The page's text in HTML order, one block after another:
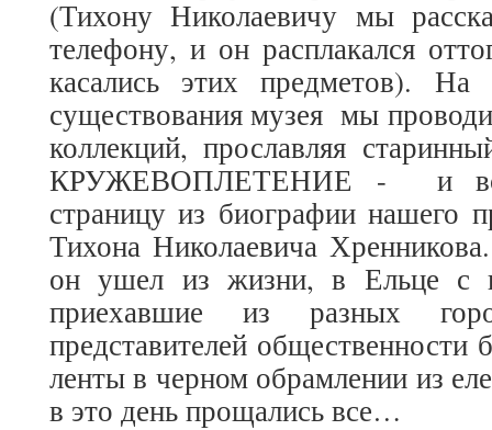
(Тихону Николаевичу мы
телефону, и он расплакался
касались этих предметов). На
существования музея мы
коллекций, прославляя
КРУЖЕВОПЛЕТЕНИЕ - и
страницу из биографии нашего
Тихона Николаевича
он ушел из жизни, в Ельце с
приехавшие из разных
представителей общественности
ленты в черном обрамлении из
в это день прощались все…